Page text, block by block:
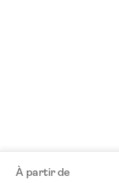
À partir de